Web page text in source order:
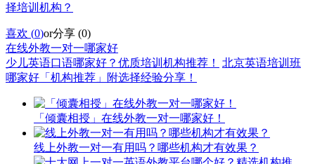
择培训机构？
喜欢 (0)or分享 (0)
在线外教一对一哪家好
少儿英语口语哪家好？优质培训机构推荐！
北京英语培训班
哪家好「机构推荐」附选择经验分享！
「倾囊相授」在线外教一对一哪家好！
线上外教一对一有用吗？哪些机构才有效果？